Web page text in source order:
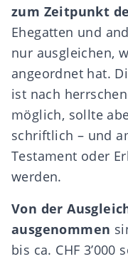
zum Zeitpunkt
Ehegatten und
nur ausgleichen,
angeordnet hat.
ist nach
möglich, sollte
schriftlich – und
Testament oder
werden.
Von der
ausgenommen
bis ca. CHF 3’000